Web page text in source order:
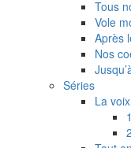
Tous
Vole
Après
Nos
Séries
La